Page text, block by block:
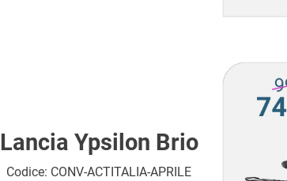
Lancia Ypsilon Brio
Codice: CONV-ACTITALIA-APRILE